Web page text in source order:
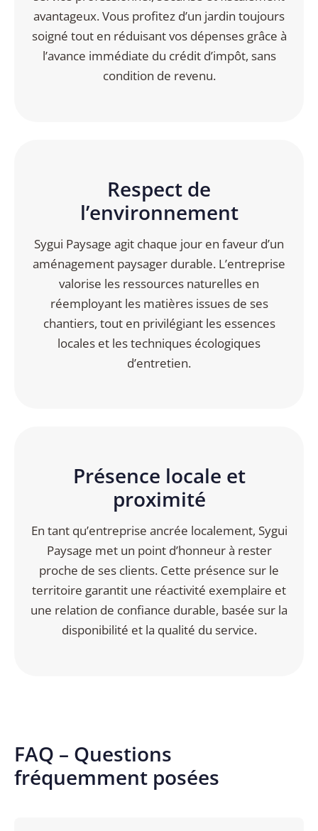
avantageux. Vous profitez d’un jardin toujours
soigné tout en réduisant vos dépenses grâce à
l’avance immédiate du crédit d’impôt, sans
condition de revenu.
Respect de
l’environnement
Sygui Paysage agit chaque jour en faveur d’un
aménagement paysager durable. L’entreprise
valorise les ressources naturelles en
réemployant les matières issues de ses
chantiers, tout en privilégiant les essences
locales et les techniques écologiques
d’entretien.
Présence locale et
proximité
En tant qu’entreprise ancrée localement, Sygui
Paysage met un point d’honneur à rester
proche de ses clients. Cette présence sur le
territoire garantit une réactivité exemplaire et
une relation de confiance durable, basée sur la
disponibilité et la qualité du service.
FAQ – Questions
fréquemment posées